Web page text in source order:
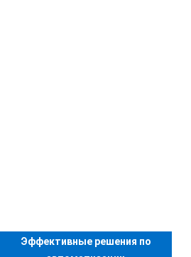
Эффективные решения по